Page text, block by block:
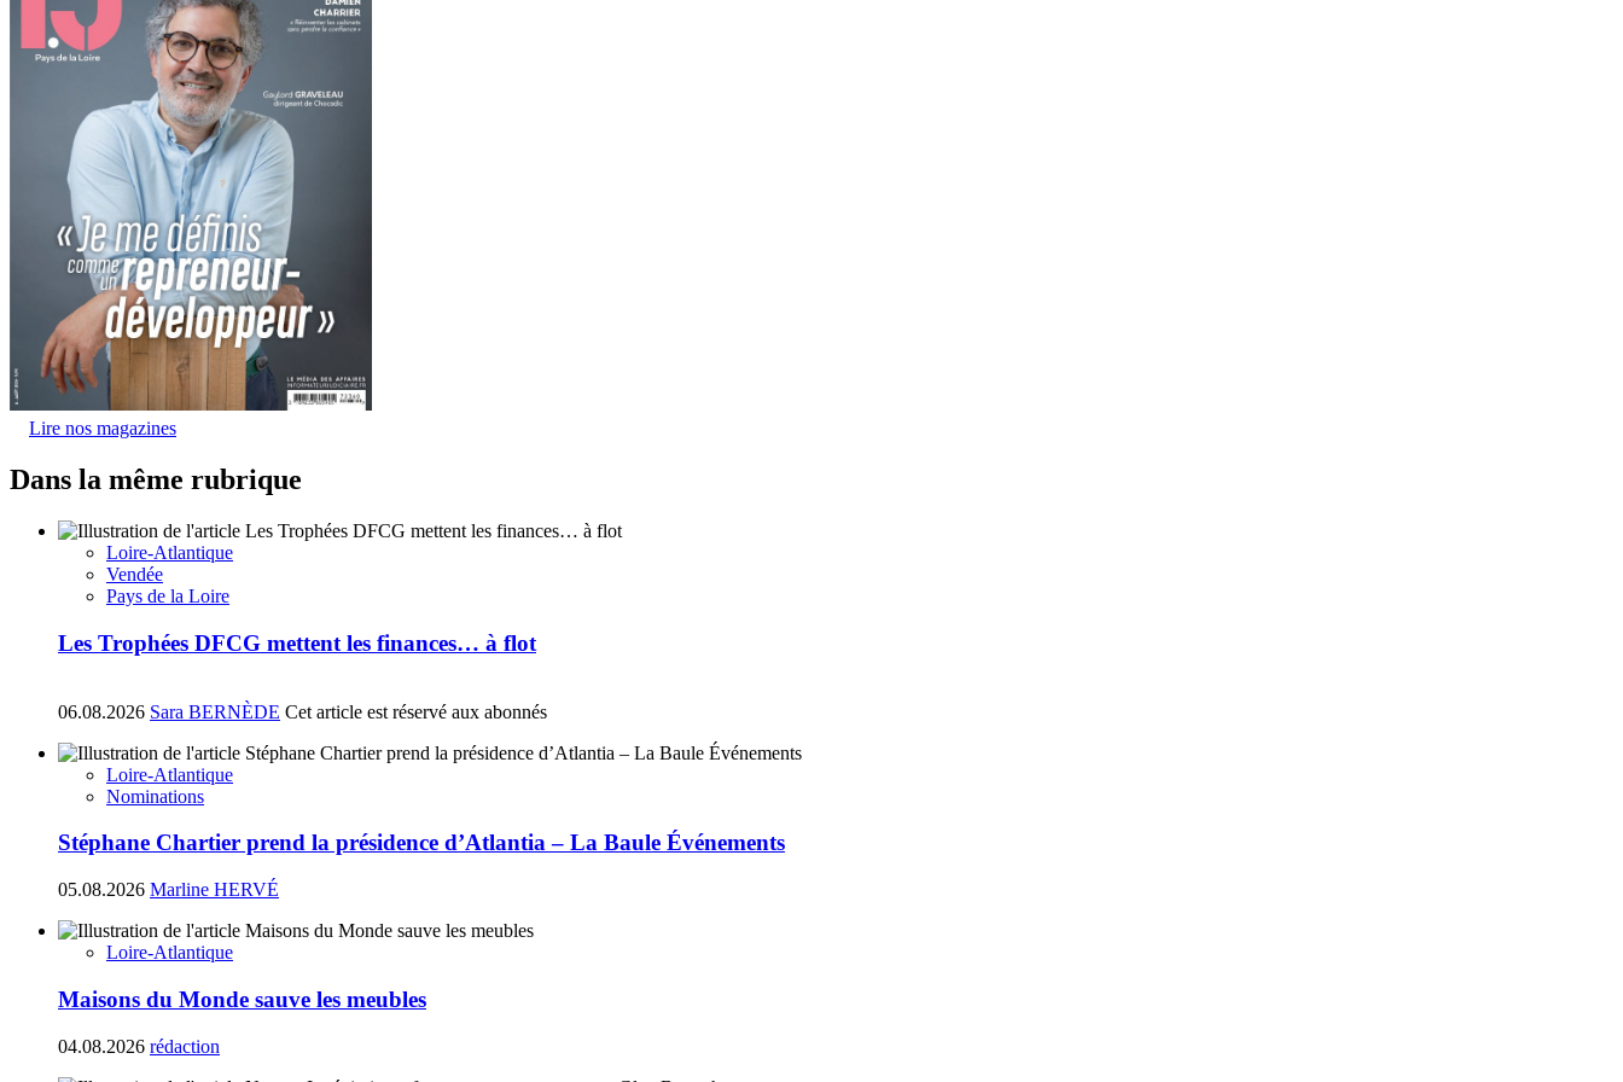
Lire nos magazines
Dans la même rubrique
Loire-Atlantique
Vendée
Pays de la Loire
Les Trophées DFCG mettent les finances… à flot
06.08.2026 Sara BERNÈDE Cet article est réservé aux abonnés
Loire-Atlantique
Nominations
Stéphane Chartier prend la présidence d’Atlantia – La Baule Événements
05.08.2026 Marline HERVÉ
Loire-Atlantique
Maisons du Monde sauve les meubles
04.08.2026 rédaction